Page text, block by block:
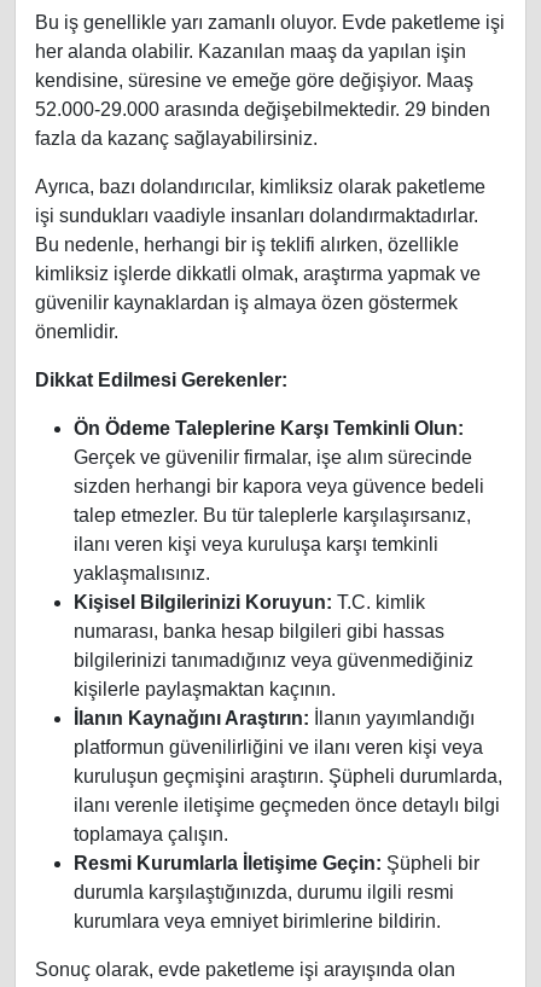
Bu iş genellikle yarı zamanlı oluyor. Evde paketleme işi
her alanda olabilir. Kazanılan maaş da yapılan işin
kendisine, süresine ve emeğe göre değişiyor. Maaş
52.000-29.000 arasında değişebilmektedir. 29 binden
fazla da kazanç sağlayabilirsiniz.
Ayrıca, bazı dolandırıcılar, kimliksiz olarak paketleme
işi sundukları vaadiyle insanları dolandırmaktadırlar.
Bu nedenle, herhangi bir iş teklifi alırken, özellikle
kimliksiz işlerde dikkatli olmak, araştırma yapmak ve
güvenilir kaynaklardan iş almaya özen göstermek
önemlidir.
Dikkat Edilmesi Gerekenler:
Ön Ödeme Taleplerine Karşı Temkinli Olun:
Gerçek ve güvenilir firmalar, işe alım sürecinde
sizden herhangi bir kapora veya güvence bedeli
talep etmezler. Bu tür taleplerle karşılaşırsanız,
ilanı veren kişi veya kuruluşa karşı temkinli
yaklaşmalısınız.
Kişisel Bilgilerinizi Koruyun: T.C. kimlik
numarası, banka hesap bilgileri gibi hassas
bilgilerinizi tanımadığınız veya güvenmediğiniz
kişilerle paylaşmaktan kaçının.
İlanın Kaynağını Araştırın: İlanın yayımlandığı
platformun güvenilirliğini ve ilanı veren kişi veya
kuruluşun geçmişini araştırın. Şüpheli durumlarda,
ilanı verenle iletişime geçmeden önce detaylı bilgi
toplamaya çalışın.
Resmi Kurumlarla İletişime Geçin: Şüpheli bir
durumla karşılaştığınızda, durumu ilgili resmi
kurumlara veya emniyet birimlerine bildirin.
Sonuç olarak, evde paketleme işi arayışında olan